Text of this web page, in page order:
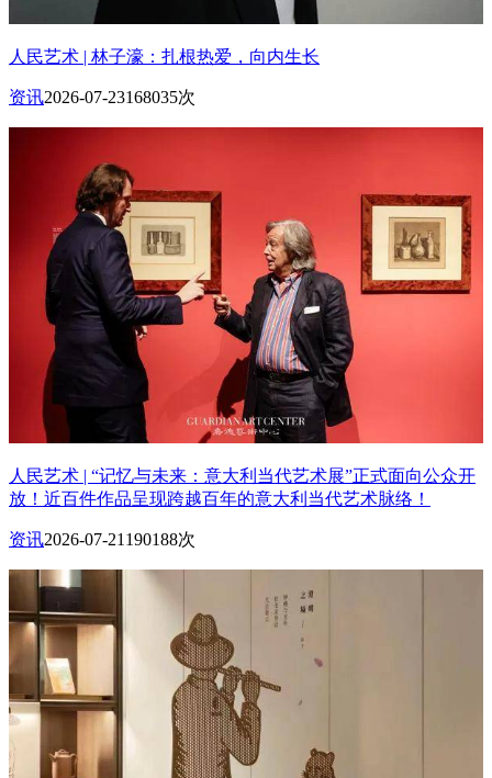
人民艺术 | 林子濠：扎根热爱，向内生长
资讯2026-07-23168035次
人民艺术 | “记忆与未来：意大利当代艺术展”正式面向公众开
放！近百件作品呈现跨越百年的意大利当代艺术脉络！
资讯2026-07-21 190188次